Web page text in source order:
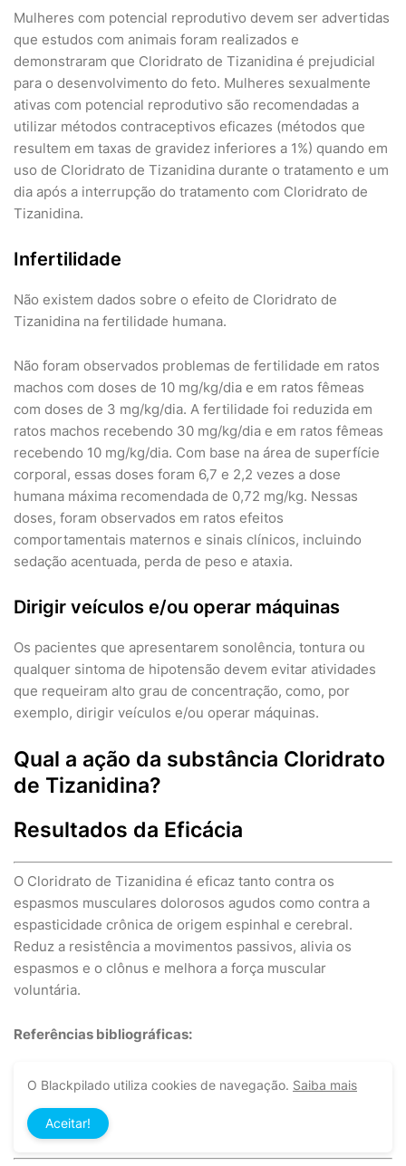
Mulheres com potencial reprodutivo devem ser advertidas
que estudos com animais foram realizados e
demonstraram que Cloridrato de Tizanidina é prejudicial
para o desenvolvimento do feto. Mulheres sexualmente
ativas com potencial reprodutivo são recomendadas a
utilizar métodos contraceptivos eficazes (métodos que
resultem em taxas de gravidez inferiores a 1%) quando em
uso de Cloridrato de Tizanidina durante o tratamento e um
dia após a interrupção do tratamento com Cloridrato de
Tizanidina.
Infertilidade
Não existem dados sobre o efeito de Cloridrato de
Tizanidina na fertilidade humana.
Não foram observados problemas de fertilidade em ratos
machos com doses de 10 mg/kg/dia e em ratos fêmeas
com doses de 3 mg/kg/dia. A fertilidade foi reduzida em
ratos machos recebendo 30 mg/kg/dia e em ratos fêmeas
recebendo 10 mg/kg/dia. Com base na área de superfície
corporal, essas doses foram 6,7 e 2,2 vezes a dose
humana máxima recomendada de 0,72 mg/kg. Nessas
doses, foram observados em ratos efeitos
comportamentais maternos e sinais clínicos, incluindo
sedação acentuada, perda de peso e ataxia.
Dirigir veículos e/ou operar máquinas
Os pacientes que apresentarem sonolência, tontura ou
qualquer sintoma de hipotensão devem evitar atividades
que requeiram alto grau de concentração, como, por
exemplo, dirigir veículos e/ou operar máquinas.
Qual a ação da substância Cloridrato
de Tizanidina?
Resultados da Eficácia
O Cloridrato de Tizanidina é eficaz tanto contra os
espasmos musculares dolorosos agudos como contra a
espasticidade crônica de origem espinhal e cerebral.
Reduz a resistência a movimentos passivos, alivia os
espasmos e o clônus e melhora a força muscular
voluntária.
Referências bibliográficas:
1. Weil C (1995) The indications of tizanidine (Sirdalud). Feb 1995.
Características Farmacológicas
O Blackpilado utiliza cookies de navegação. Saiba mais
Aceitar!